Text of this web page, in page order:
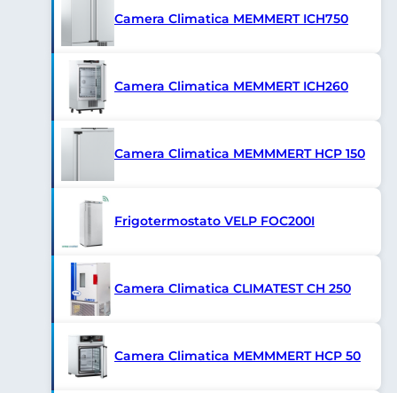
Camera Climatica MEMMERT ICH750
Camera Climatica MEMMERT ICH260
Camera Climatica MEMMMERT HCP 150
Frigotermostato VELP FOC200I
Camera Climatica CLIMATEST CH 250
Camera Climatica MEMMMERT HCP 50